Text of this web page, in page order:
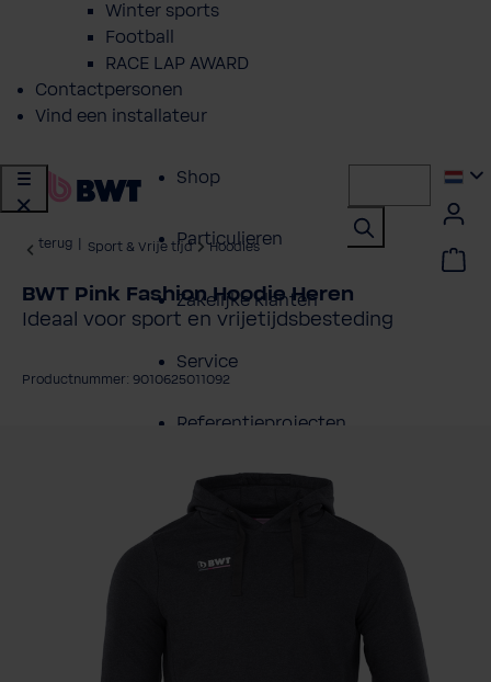
Winter sports
Football
RACE LAP AWARD
Contactpersonen
Vind een installateur
Shop
Particulieren
Zakelijke klanten
Service
Referentieprojecten
Over BWT
terug Sport & Vrije tijd Hoodies
BWT Pink Fashion Hoodie Heren
Ideaal voor sport en vrijetijdsbesteding
Productnummer: 9010625011092